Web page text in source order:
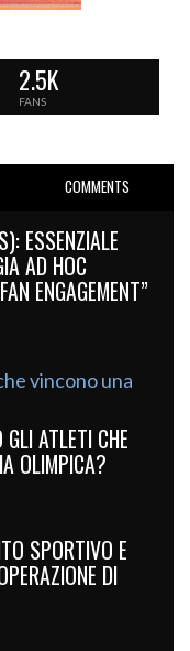
2.5K
FANS
COMMENTS
ESSENZIALE
AD HOC
ENGAGEMENT”
ATLETI CHE
OLIMPICA?
SPORTIVO E
DI